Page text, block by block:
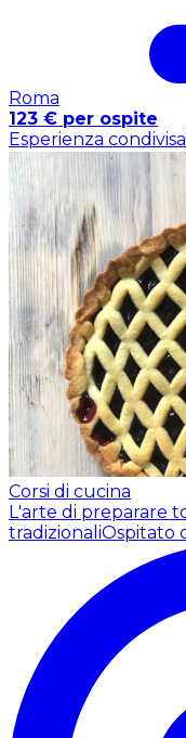
Roma
123 € per ospite
Esperienza condivisa
Corsi di cucina
L'arte di preparare
tradizionaliOspitato